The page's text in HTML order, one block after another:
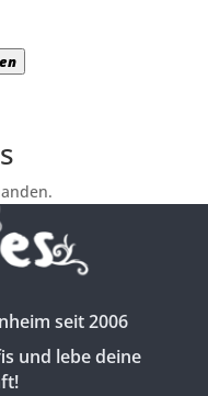
seit 2006
und lebe deine